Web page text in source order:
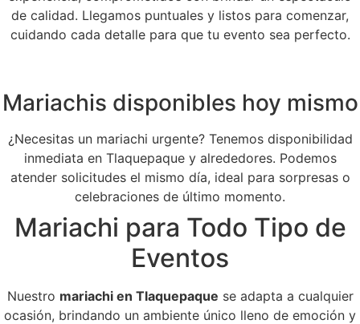
de calidad. Llegamos puntuales y listos para comenzar,
cuidando cada detalle para que tu evento sea perfecto.
Mariachis disponibles hoy mismo
¿Necesitas un mariachi urgente? Tenemos disponibilidad
inmediata en Tlaquepaque y alrededores. Podemos
atender solicitudes el mismo día, ideal para sorpresas o
celebraciones de último momento.
Mariachi para Todo Tipo de
Eventos
Nuestro mariachi en Tlaquepaque se adapta a cualquier
ocasión, brindando un ambiente único lleno de emoción y